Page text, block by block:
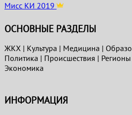
Мисс КИ 2019
ОСНОВНЫЕ РАЗДЕЛЫ
ЖКХ| Культура | Медицина |
Политика | Проиcшествия | Регионы
Экономика
ИНФОРМАЦИЯ